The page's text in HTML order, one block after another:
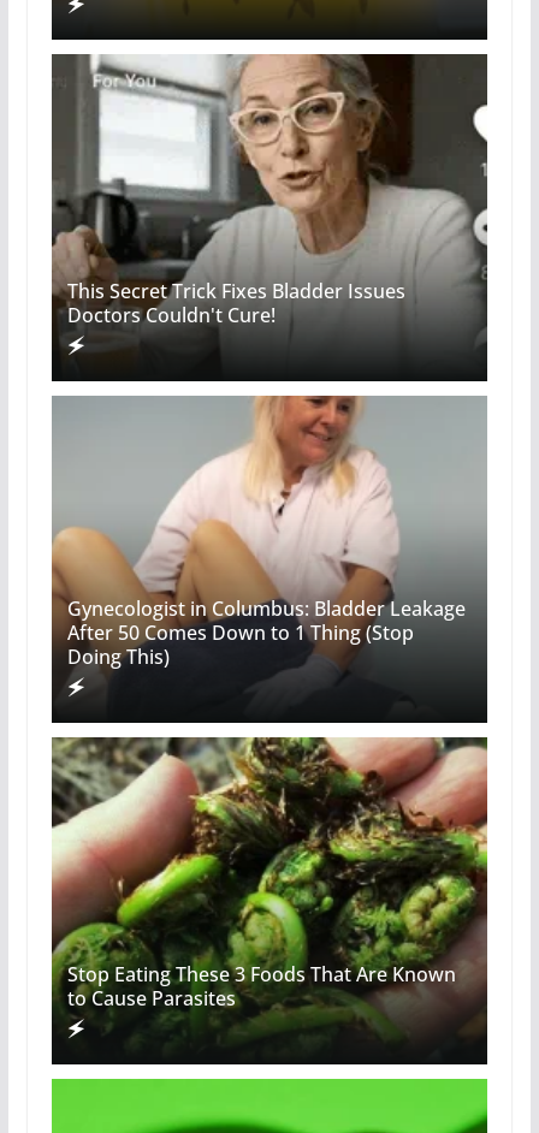
This Secret Trick Fixes Bladder Issues
Doctors Couldn't Cure!
Gynecologist in Columbus: Bladder Leakage
After 50 Comes Down to 1 Thing (Stop
Doing This)
Stop Eating These 3 Foods That Are Known
to Cause Parasites